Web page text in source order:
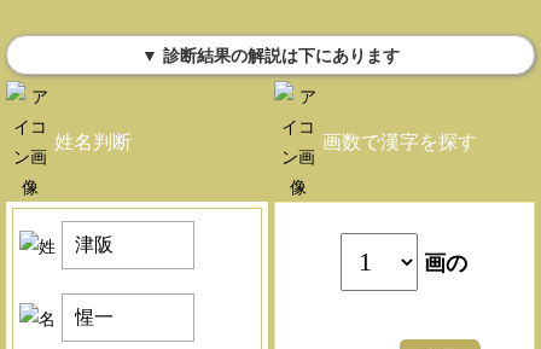
▼ 診断結果の解説は下にあります
姓名判断 画数で漢字を探す
画の